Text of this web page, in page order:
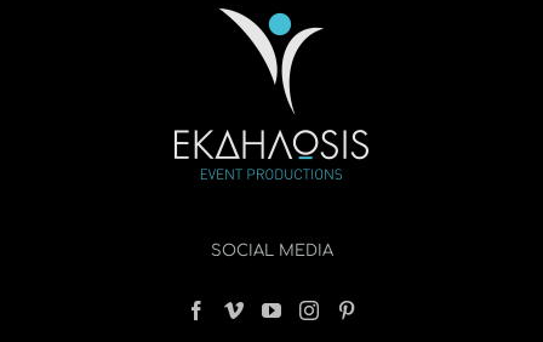
SOCIAL MEDIA